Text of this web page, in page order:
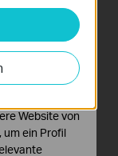
Aktivitäten
und
Website von
um ein Profil